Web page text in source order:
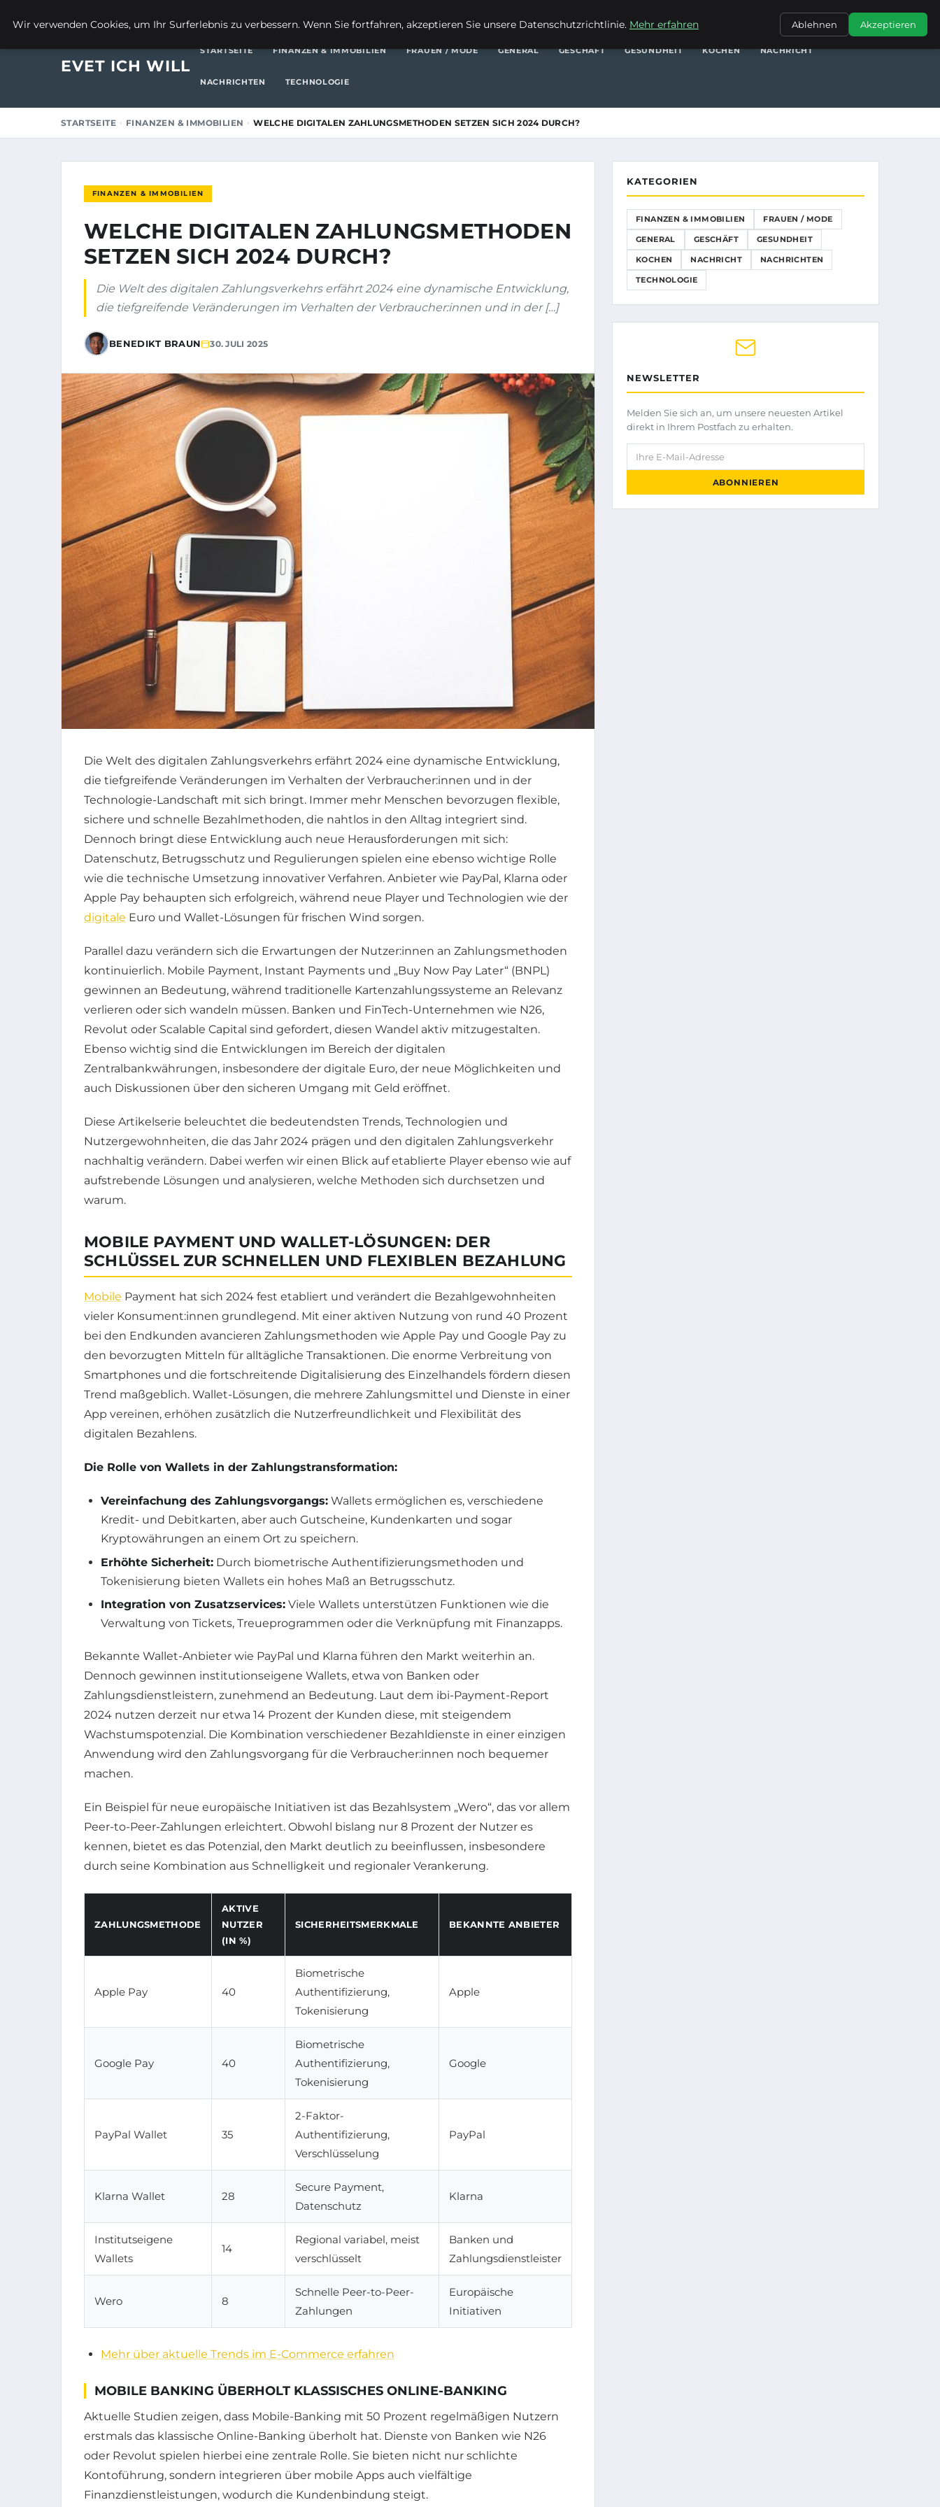
FRAUEN / MODEGENERALGESCHÄFT
EVET ICH WILL
STARTSEITE FINANZEN & IMMOBILIEN FRAUEN / MODE GENERAL GESCHÄFT GESUNDHEIT KOCHEN NACHRICHT
NACHRICHTEN TECHNOLOGIE
STARTSEITE FINANZEN & IMMOBILIEN WELCHE DIGITALEN ZAHLUNGSMETHODEN SETZEN SICH 2024 DURCH?
FINANZEN & IMMOBILIEN
WELCHE DIGITALEN ZAHLUNGSMETHODEN
SETZEN SICH 2024 DURCH?
Die Welt des digitalen Zahlungsverkehrs erfährt 2024 eine dynamische Entwicklung,
die tiefgreifende Veränderungen im Verhalten der Verbraucher:innen und in der […]
BENEDIKT BRAUN 30. JULI 2025
Die Welt des digitalen Zahlungsverkehrs erfährt 2024 eine dynamische Entwicklung,
die tiefgreifende Veränderungen im Verhalten der Verbraucher:innen und in der
Technologie-Landschaft mit sich bringt. Immer mehr Menschen bevorzugen flexible,
sichere und schnelle Bezahlmethoden, die nahtlos in den Alltag integriert sind.
Dennoch bringt diese Entwicklung auch neue Herausforderungen mit sich:
Datenschutz, Betrugsschutz und Regulierungen spielen eine ebenso wichtige Rolle
wie die technische Umsetzung innovativer Verfahren. Anbieter wie PayPal, Klarna oder
Apple Pay behaupten sich erfolgreich, während neue Player und Technologien wie der
digitale Euro und Wallet-Lösungen für frischen Wind sorgen.
Parallel dazu verändern sich die Erwartungen der Nutzer:innen an Zahlungsmethoden
kontinuierlich. Mobile Payment, Instant Payments und „Buy Now Pay Later“ (BNPL)
gewinnen an Bedeutung, während traditionelle Kartenzahlungssysteme an Relevanz
verlieren oder sich wandeln müssen. Banken und FinTech-Unternehmen wie N26,
Revolut oder Scalable Capital sind gefordert, diesen Wandel aktiv mitzugestalten.
Ebenso wichtig sind die Entwicklungen im Bereich der digitalen
Zentralbankwährungen, insbesondere der digitale Euro, der neue Möglichkeiten und
auch Diskussionen über den sicheren Umgang mit Geld eröffnet.
Diese Artikelserie beleuchtet die bedeutendsten Trends, Technologien und
Nutzergewohnheiten, die das Jahr 2024 prägen und den digitalen Zahlungsverkehr
nachhaltig verändern. Dabei werfen wir einen Blick auf etablierte Player ebenso wie auf
aufstrebende Lösungen und analysieren, welche Methoden sich durchsetzen und
warum.
MOBILE PAYMENT UND WALLET-LÖSUNGEN: DER
SCHLÜSSEL ZUR SCHNELLEN UND FLEXIBLEN BEZAHLUNG
Mobile Payment hat sich 2024 fest etabliert und verändert die Bezahlgewohnheiten
vieler Konsument:innen grundlegend. Mit einer aktiven Nutzung von rund 40 Prozent
bei den Endkunden avancieren Zahlungsmethoden wie Apple Pay und Google Pay zu
den bevorzugten Mitteln für alltägliche Transaktionen. Die enorme Verbreitung von
Smartphones und die fortschreitende Digitalisierung des Einzelhandels fördern diesen
Trend maßgeblich. Wallet-Lösungen, die mehrere Zahlungsmittel und Dienste in einer
App vereinen, erhöhen zusätzlich die Nutzerfreundlichkeit und Flexibilität des
digitalen Bezahlens.
Die Rolle von Wallets in der Zahlungstransformation:
Vereinfachung des Zahlungsvorgangs: Wallets ermöglichen es, verschiedene
Kredit- und Debitkarten, aber auch Gutscheine, Kundenkarten und sogar
Kryptowährungen an einem Ort zu speichern.
Erhöhte Sicherheit: Durch biometrische Authentifizierungsmethoden und
Tokenisierung bieten Wallets ein hohes Maß an Betrugsschutz.
Integration von Zusatzservices: Viele Wallets unterstützen Funktionen wie die
Verwaltung von Tickets, Treueprogrammen oder die Verknüpfung mit Finanzapps.
Bekannte Wallet-Anbieter wie PayPal und Klarna führen den Markt weiterhin an.
Dennoch gewinnen institutionseigene Wallets, etwa von Banken oder
Zahlungsdienstleistern, zunehmend an Bedeutung. Laut dem ibi-Payment-Report
2024 nutzen derzeit nur etwa 14 Prozent der Kunden diese, mit steigendem
Wachstumspotenzial. Die Kombination verschiedener Bezahldienste in einer einzigen
Anwendung wird den Zahlungsvorgang für die Verbraucher:innen noch bequemer
machen.
Ein Beispiel für neue europäische Initiativen ist das Bezahlsystem „Wero“, das vor allem
Peer-to-Peer-Zahlungen erleichtert. Obwohl bislang nur 8 Prozent der Nutzer es
kennen, bietet es das Potenzial, den Markt deutlich zu beeinflussen, insbesondere
durch seine Kombination aus Schnelligkeit und regionaler Verankerung.
ZAHLUNGSMETHODE
AKTIVE
NUTZER
(IN %)
SICHERHEITSMERKMALE BEKANNTE ANBIETER
Apple Pay 40
Biometrische
Authentifizierung,
Tokenisierung
Apple
Google Pay 40
Biometrische
Authentifizierung,
Tokenisierung
Google
PayPal Wallet 35
2-Faktor-
Authentifizierung,
Verschlüsselung
PayPal
Klarna Wallet 28
Secure Payment,
Datenschutz
Klarna
Institutseigene
Wallets
14
Regional variabel, meist
verschlüsselt
Banken und
Zahlungsdienstleister
Wero 8
Schnelle Peer-to-Peer-
Zahlungen
Europäische
Initiativen
Mehr über aktuelle Trends im E-Commerce erfahren
MOBILE BANKING ÜBERHOLT KLASSISCHES ONLINE-BANKING
Aktuelle Studien zeigen, dass Mobile-Banking mit 50 Prozent regelmäßigen Nutzern
erstmals das klassische Online-Banking überholt hat. Dienste von Banken wie N26
oder Revolut spielen hierbei eine zentrale Rolle. Sie bieten nicht nur schlichte
Kontoführung, sondern integrieren über mobile Apps auch vielfältige
Finanzdienstleistungen, wodurch die Kundenbindung steigt.
KATEGORIEN
FINANZEN & IMMOBILIEN FRAUEN / MODE
GENERAL GESCHÄFT GESUNDHEIT
KOCHEN NACHRICHT NACHRICHTEN
TECHNOLOGIE
NEWSLETTER
Melden Sie sich an, um unsere neuesten Artikel
direkt in Ihrem Postfach zu erhalten.
Ihre E-Mail-Adresse
ABONNIEREN
Wir verwenden Cookies, um Ihr Surferlebnis zu verbessern. Wenn Sie fortfahren, akzeptieren Sie unsere Datenschutzrichtlinie. Mehr erfahren Ablehnen Akzeptieren